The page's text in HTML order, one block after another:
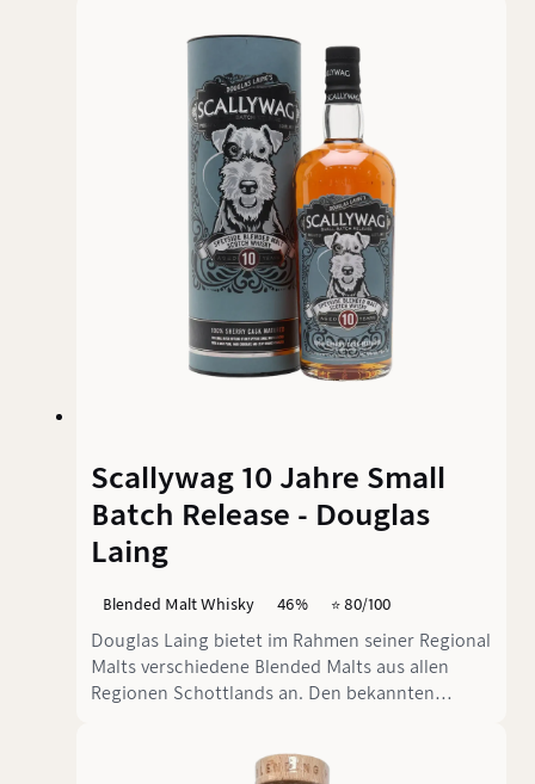
Glas.Was gibt es besseres, als einen Hund mit
Monokel als Flaschenlabel? Dekorativ auf seine
eigenartige Weise kommt der Blend aus der
Speyside daher. Enhalten sein sollen Mortlach,
Macallan, Glenrothes und einige mehr.
Scallywag 10 Jahre Small
Batch Release - Douglas
Laing
Blended Malt Whisky 46% ⭐️ 80/100
Douglas Laing bietet im Rahmen seiner Regional
Malts verschiedene Blended Malts aus allen
Regionen Schottlands an. Den bekannten
Eine Vermählung verschiedener Speyside Malts,